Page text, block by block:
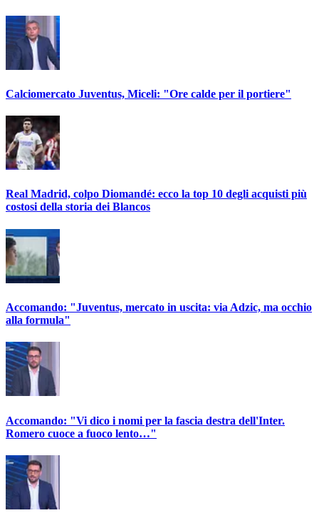
Calciomercato Juventus, Miceli: "Ore calde per il portiere"
Real Madrid, colpo Diomandé: ecco la top 10 degli acquisti più
costosi della storia dei Blancos
Accomando: "Juventus, mercato in uscita: via Adzic, ma occhio
alla formula"
Accomando: "Vi dico i nomi per la fascia destra dell'Inter.
Romero cuoce a fuoco lento…"